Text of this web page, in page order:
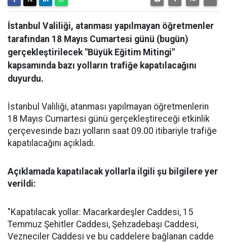
İstanbul Valiliği, atanması yapılmayan öğretmenler
tarafından 18 Mayıs Cumartesi günü (bugün)
gerçekleştirilecek "Büyük Eğitim Mitingi"
kapsamında bazı yolların trafiğe kapatılacağını
duyurdu.
İstanbul Valiliği, atanması yapılmayan öğretmenlerin
18 Mayıs Cumartesi günü gerçekleştireceği etkinlik
çerçevesinde bazı yolların saat 09.00 itibariyle trafiğe
kapatılacağını açıkladı.
Açıklamada kapatılacak yollarla ilgili şu bilgilere yer
verildi:
"Kapatılacak yollar: Macarkardeşler Caddesi, 15
Temmuz Şehitler Caddesi, Şehzadebaşı Caddesi,
Vezneciler Caddesi ve bu caddelere bağlanan cadde